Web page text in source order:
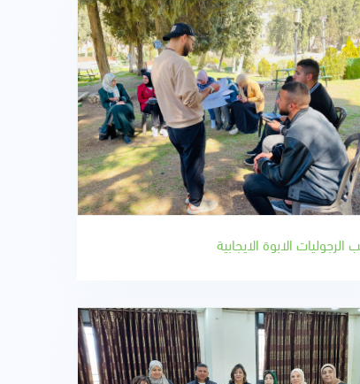
الرجوليات الابوة الايجابية